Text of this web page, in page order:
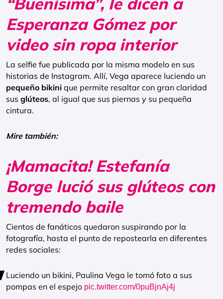
Esperanza Gómez por
video sin ropa interior
La selfie fue publicada por la misma modelo en sus
historias de Instagram. Allí, Vega aparece luciendo un
pequeño bikini que permite resaltar con gran claridad
sus glúteos, al igual que sus piernas y su pequeña
cintura.
Mire también:
¡Mamacita! Estefanía
Borge lució sus glúteos con
tremendo baile
Cientos de fanáticos quedaron suspirando por la
fotografía, hasta el punto de repostearla en diferentes
redes sociales:
Luciendo un bikini, Paulina Vega le tomó foto a sus
pompas en el espejo pic.twitter.com/0puBjnAj4j